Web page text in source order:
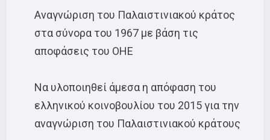
Αναγνώριση του Παλαιστινιακού κράτος
στα σύνορα του 1967 με βάση τις
αποφάσεις του ΟΗΕ
Να υλοποιηθεί άμεσα η απόφαση του
ελληνικού κοινοβουλίου του 2015 για την
αναγνώριση του Παλαιστινιακού κράτους